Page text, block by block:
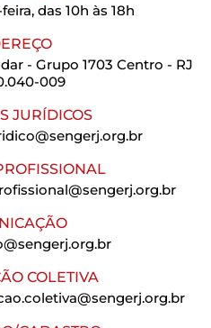
das 10h às 18h
- Grupo 1703 Centro - RJ
009
JURÍDICOS
COLETIVA